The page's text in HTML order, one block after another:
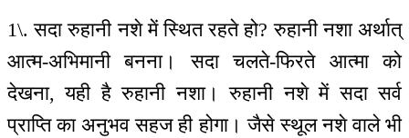
1\. सदा रुहानी नशे में स्थित रहते हो? रुहानी नशा अर्थात्
आत्म-अभिमानी बनना। सदा चलते-फिरते आत्मा को
देखना, यही है रुहानी नशा। रुहानी नशे में सदा सर्व
प्राप्ति का अनुभव सहज ही होगा। जैसे स्थूल नशे वाले भी